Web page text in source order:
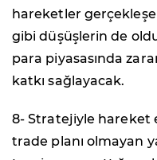
hareketler
gibi düşüşlerin de
para piyasasında
katkı sağlayacak.
8- Stratejiyle hareket
trade planı olmayan